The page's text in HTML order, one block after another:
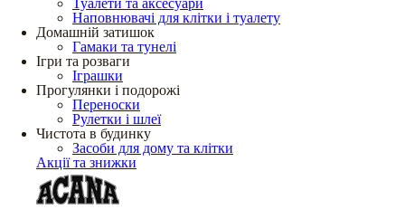
Туалети та аксесуари
Наповнювачі для клітки і туалету
Домашній затишок
Гамаки та тунелі
Ігри та розваги
Іграшки
Прогулянки і подорожі
Переноски
Рулетки і шлеї
Чистота в будинку
Засоби для дому та клітки
Акції та знижки